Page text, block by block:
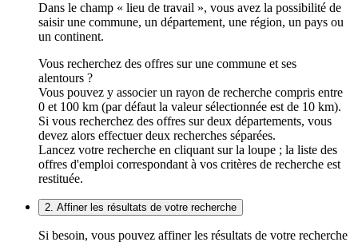
Dans le champ « lieu de travail », vous avez la possibilité de
saisir une commune, un département, une région, un pays ou
un continent.
Vous recherchez des offres sur une commune et ses
alentours ?
Vous pouvez y associer un rayon de recherche compris entre
0 et 100 km (par défaut la valeur sélectionnée est de 10 km).
Si vous recherchez des offres sur deux départements, vous
devez alors effectuer deux recherches séparées.
Lancez votre recherche en cliquant sur la loupe ; la liste des
offres d'emploi correspondant à vos critères de recherche est
restituée.
2. Affiner les résultats de votre recherche
Si besoin, vous pouvez affiner les résultats de votre recherche